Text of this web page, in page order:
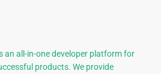
an all-in-one developer platform for
products. We provide